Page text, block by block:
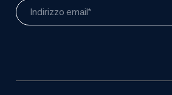
Indirizzo email*